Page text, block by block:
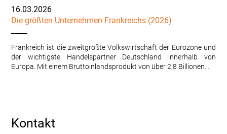
16.03.2026
Die größten Unternehmen Frankreichs (2026)
Frankreich ist die zweitgrößte Volkswirtschaft der Eurozone und
der wichtigste Handelspartner Deutschland innerhalb von
Europa. Mit einem Bruttoinlandsprodukt von über 2,8 Billionen…
Kontakt